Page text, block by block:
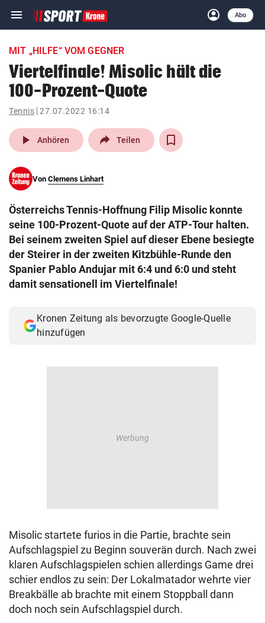
menu Navigation
ein-/ausklappen
account_circle
Anmelden
Abo
close Schließen
account_circle Anmelden
pin_drop
Wien arrow_right
search
eingeben
© Krone Multimedia GmbH & Co KG 2026
Muthgasse 2, 1190 Wien
MIT „HILFE“ VOM GEGNER
Viertelfinale! Misolic hält die
100-Prozent-Quote
Tennis 27.07.2022 16:14
play_arrow Anhören Teilen
Von Clemens Linhart
Österreichs Tennis-Hoffnung Filip Misolic konnte
seine 100-Prozent-Quote auf der ATP-Tour halten.
Bei seinem zweiten Spiel auf dieser Ebene besiegte
der Steirer in der zweiten Kitzbühle-Runde den
Spanier Pablo Andujar mit 6:4 und 6:0 und steht
damit sensationell im Viertelfinale!
Kronen Zeitung als bevorzugte Google-Quelle
hinzufügen
Misolic startete furios in die Partie, brachte sein
Aufschlagspiel zu Beginn souverän durch. Nach zwei
klaren Aufschlagspielen schien allerdings Game drei
schier endlos zu sein: Der Lokalmatador wehrte vier
Breakbälle ab brachte mit einem Stoppball dann
doch noch sein Aufschlagspiel durch.